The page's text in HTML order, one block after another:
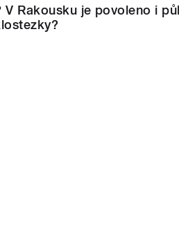
V Rakousku je povoleno i